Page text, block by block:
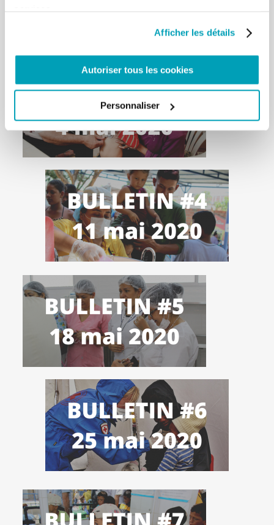
Afficher les détails
Autoriser tous les cookies
Personnaliser